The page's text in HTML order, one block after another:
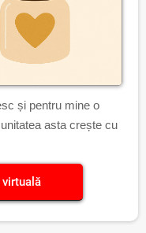
și pentru mine o
asta crește cu
virtuală